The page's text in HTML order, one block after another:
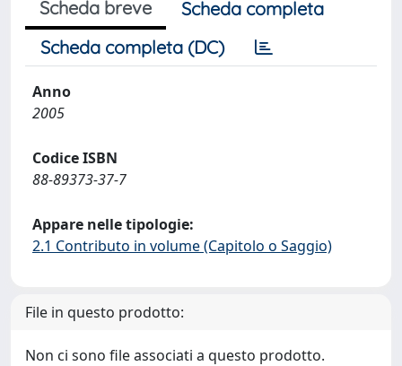
Scheda breve
Scheda completa
Scheda completa (DC)
Anno
2005
Codice ISBN
88-89373-37-7
Appare nelle tipologie:
2.1 Contributo in volume (Capitolo o Saggio)
File in questo prodotto:
Non ci sono file associati a questo prodotto.